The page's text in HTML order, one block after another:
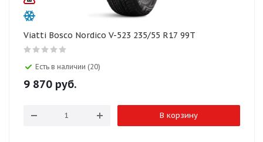
Viatti Bosco Nordico V-523 235/55 R17 99T
Есть в наличии (20)
9 870 руб.
В корзину